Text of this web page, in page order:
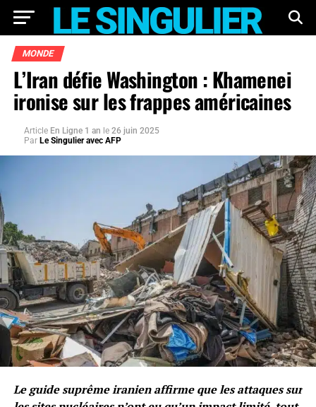
MONDE
L’Iran défie Washington : Khamenei
ironise sur les frappes américaines
Article En Ligne 1 an le 26 juin 2025
Par Le Singulier avec AFP
Le guide suprême iranien affirme que les attaques sur